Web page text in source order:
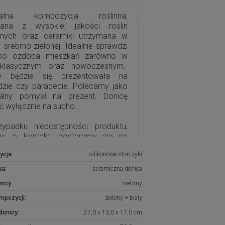
kompozycja roślinna,
z wysokiej jakości roślin
oraz ceramiki utrzymana w
srebrno-zielonej. Idealnie sprawdzi
ozdoba mieszkań zarówno w
oraz nowoczesnym.
będzie się prezentowała na
czy parapecie. Polecamy jako
pomysł na prezent. Donicę
wyłącznie na sucho.
niedostępności produktu,
o kontakt, postaramy się na
silikonowe storczyki
ceramiczna donica
srebrny
zielony + biały
27,0 x 13,0 x 17,0 cm